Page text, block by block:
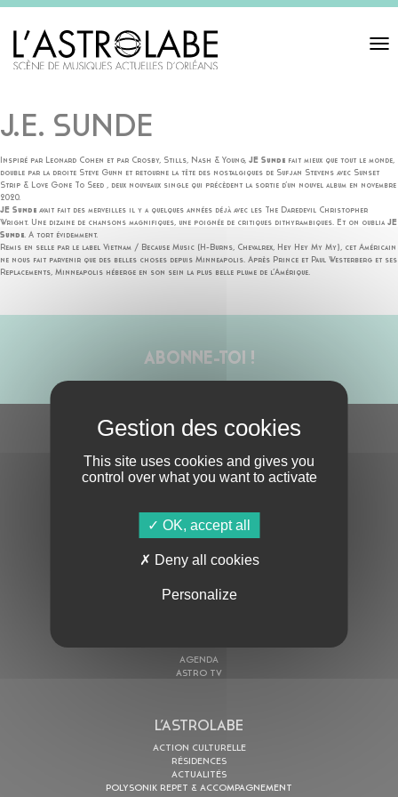
Toggle
J.E. SUNDE
Inspiré par Leonard Cohen et par Crosby, Stills, Nash & Young, JE Sunde fait mieux que tout le monde,
double par la droite Steve Gunn et retourne la tête des nostalgiques de Sufjan Stevens avec Sunset
Strip & Love Gone To Seed , deux nouveaux single qui précèdent la sortie d’un nouvel album en novembre
2020.
JE Sunde avait fait des merveilles il y a quelques années déjà avec les The Daredevil Christopher
Wright. Une dizaine de chansons magnifiques, une poignée de critiques dithyrambiques. Et on oublia JE
Sunde. A tort évidemment.
Remis en selle par le label Vietnam / Because Music (H-Burns, Chevalrex, Hey Hey My My), cet Américain
ne nous fait parvenir que des belles choses depuis Minneapolis. Après Prince et Paul Westerberg et ses
Replacements, Minneapolis héberge en son sein la plus belle plume de l’Amérique.
ABONNE-TOI !
AGENDA
ASTRO TV
L’ASTROLABE
ACTION CULTURELLE
RÉSIDENCES
ACTUALITÉS
POLYSONIK REPET & ACCOMPAGNEMENT
This site uses cookies and gives you
control over what you want to activate
OK, accept all
Deny all cookies
Personalize